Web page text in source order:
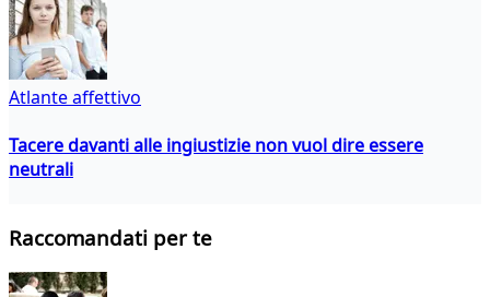
Atlante affettivo
Tacere davanti alle ingiustizie non vuol dire essere
neutrali
Raccomandati per te